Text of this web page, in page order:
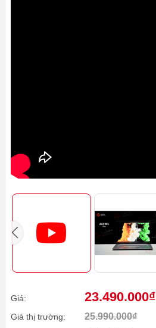
Giá: 23.490.000₫
Giá thị trường: 25.990.000₫